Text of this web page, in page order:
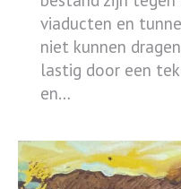
viaducten en
niet kunnen
lastig door een
en…